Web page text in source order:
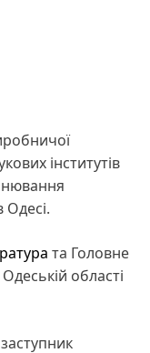
інститутів
Одесі.
та Головне
області